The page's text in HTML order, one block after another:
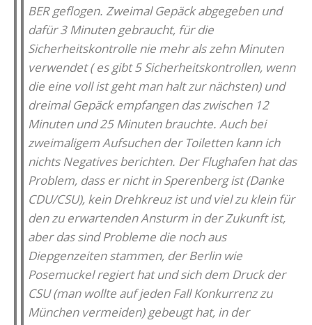
BER geflogen. Zweimal Gepäck abgegeben und
dafür 3 Minuten gebraucht, für die
Sicherheitskontrolle nie mehr als zehn Minuten
verwendet ( es gibt 5 Sicherheitskontrollen, wenn
die eine voll ist geht man halt zur nächsten) und
dreimal Gepäck empfangen das zwischen 12
Minuten und 25 Minuten brauchte. Auch bei
zweimaligem Aufsuchen der Toiletten kann ich
nichts Negatives berichten. Der Flughafen hat das
Problem, dass er nicht in Sperenberg ist (Danke
CDU/CSU), kein Drehkreuz ist und viel zu klein für
den zu erwartenden Ansturm in der Zukunft ist,
aber das sind Probleme die noch aus
Diepgenzeiten stammen, der Berlin wie
Posemuckel regiert hat und sich dem Druck der
CSU (man wollte auf jeden Fall Konkurrenz zu
München vermeiden) gebeugt hat, in der